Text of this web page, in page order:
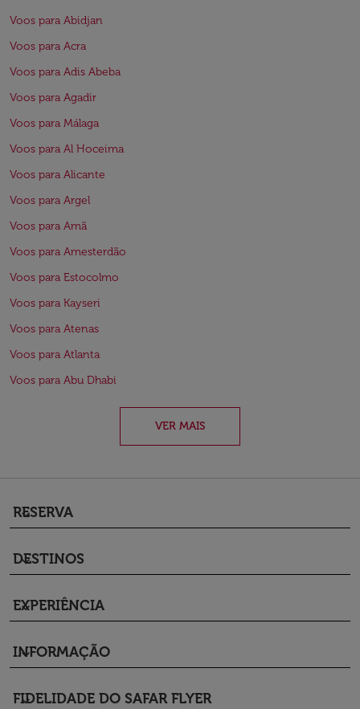
Voos para Abidjan
Voos para Acra
Voos para Adis Abeba
Voos para Agadir
Voos para Málaga
Voos para Al Hoceima
Voos para Alicante
Voos para Argel
Voos para Amã
Voos para Amesterdão
Voos para Estocolmo
Voos para Kayseri
Voos para Atenas
Voos para Atlanta
Voos para Abu Dhabi
VER MAIS
RESERVA
keyboard_arrow_down
DESTINOS
keyboard_arrow_down
EXPERIÊNCIA
keyboard_arrow_down
INFORMAÇÃO
keyboard_arrow_down
FIDELIDADE DO SAFAR FLYER
keyboard_arrow_down